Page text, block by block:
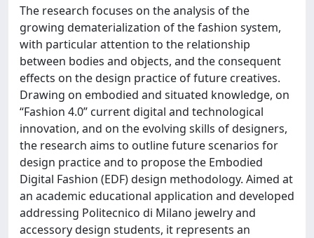
The research focuses on the analysis of the
growing dematerialization of the fashion system,
with particular attention to the relationship
between bodies and objects, and the consequent
effects on the design practice of future creatives.
Drawing on embodied and situated knowledge, on
“Fashion 4.0” current digital and technological
innovation, and on the evolving skills of designers,
the research aims to outline future scenarios for
design practice and to propose the Embodied
Digital Fashion (EDF) design methodology. Aimed at
an academic educational application and developed
addressing Politecnico di Milano jewelry and
accessory design students, it represents an